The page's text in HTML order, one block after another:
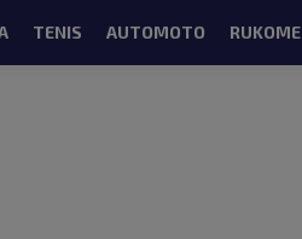
TENIS AUTOMOTO